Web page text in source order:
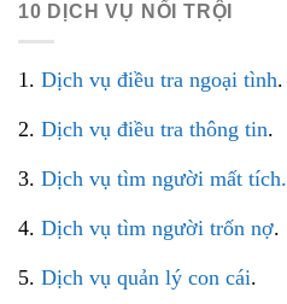
10 DỊCH VỤ NỔI TRỘI
1. Dịch vụ điều tra ngoại tình.
2. Dịch vụ điều tra thông tin.
3. Dịch vụ tìm người mất tích.
4. Dịch vụ tìm người trốn nợ.
5. Dịch vụ quản lý con cái.